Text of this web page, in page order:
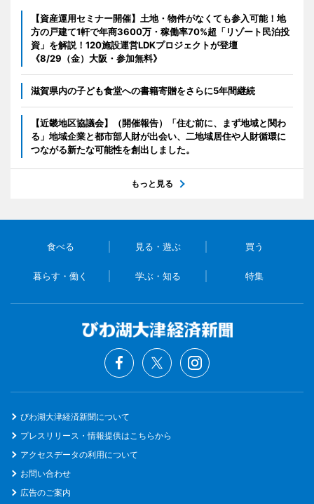
【資産運用セミナー開催】土地・物件がなくても参入可能！地
方の戸建て1軒で年商3600万・稼働率70%超「リゾート民泊投
資」を解説！120施設運営LDKプロジェクトが登壇
《8/29（金）大阪・参加無料》
滋賀県内の子ども食堂への書籍寄贈をさらに5年間継続
【近畿地区協議会】（開催報告）「住む前に、まず地域と関わ
る」地域企業と都市部人財が出会い、二地域居住や人財循環に
つながる新たな可能性を創出しました。
もっと見る
食べる 見る・遊ぶ 買う
暮らす・働く 学ぶ・知る 特集
びわ湖大津経済新聞について
プレスリリース・情報提供はこちらから
アクセスデータの利用について
お問い合わせ
広告のご案内